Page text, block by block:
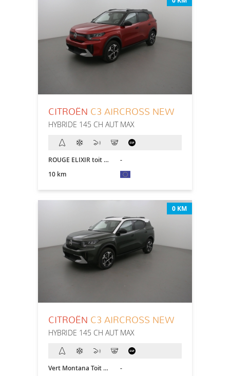
CITROËN C3 AIRCROSS NEW
HYBRIDE 145 CH AUT MAX
ROUGE ELIXIR toit NOIR
-
10 km
0 KM
CITROËN C3 AIRCROSS NEW
HYBRIDE 145 CH AUT MAX
Vert Montana Toit Blanc
-